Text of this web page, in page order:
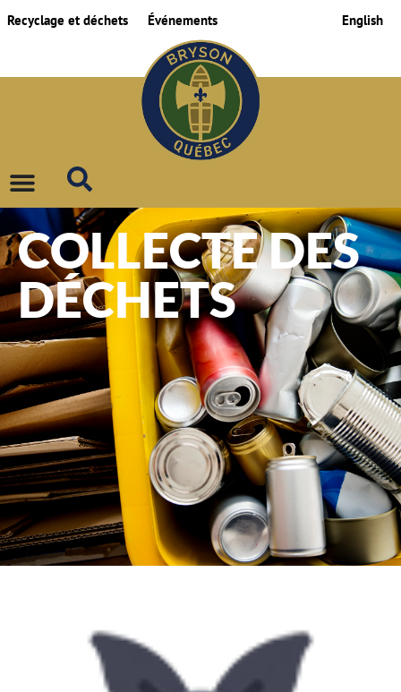
Recyclage et déchets Événements English
COLLECTE DES
DÉCHETS